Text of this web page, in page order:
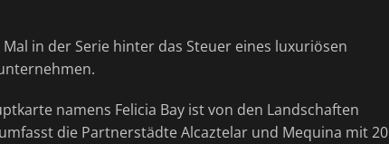
in der Serie hinter das Steuer eines luxuriösen
namens Felicia Bay ist von den Landschaften
die Partnerstädte Alcaztelar und Mequina mit 20